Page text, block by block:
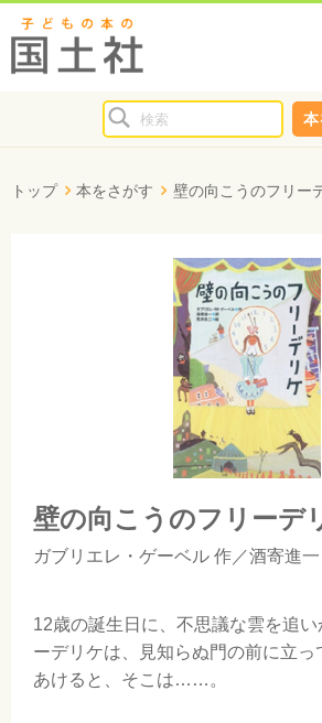
本
トップ 本をさがす 壁の向こうのフリー
壁の向こうのフリーデ
ガブリエレ・ゲーベル 作／酒寄進一
12歳の誕生日に、不思議な雲を追い
ーデリケは、見知らぬ門の前に立っ
あけると、そこは……。